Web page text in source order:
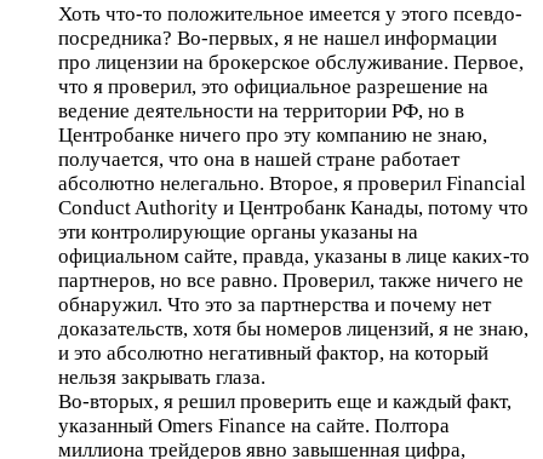
Хоть что-то положительное имеется у этого псевдо-
посредника? Во-первых, я не нашел информации
про лицензии на брокерское обслуживание. Первое,
что я проверил, это официальное разрешение на
ведение деятельности на территории РФ, но в
Центробанке ничего про эту компанию не знаю,
получается, что она в нашей стране работает
абсолютно нелегально. Второе, я проверил Financial
Conduct Authority и Центробанк Канады, потому что
эти контролирующие органы указаны на
официальном сайте, правда, указаны в лице каких-то
партнеров, но все равно. Проверил, также ничего не
обнаружил. Что это за партнерства и почему нет
доказательств, хотя бы номеров лицензий, я не знаю,
и это абсолютно негативный фактор, на который
нельзя закрывать глаза.
Во-вторых, я решил проверить еще и каждый факт,
указанный Omers Finance на сайте. Полтора
миллиона трейдеров явно завышенная цифра,